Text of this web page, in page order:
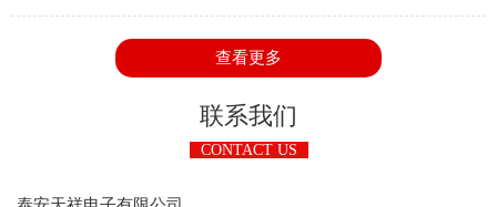
交流有功电能表的相关技术要求，适用于参比电压220V或
230V，频率50Hz或60Hz的单相交流有功电能的计算。
该产品适用电压范围宽，可靠性强，寿命长，精度高，功耗低，
并且具有防窃电等功能。它采用导轨式结构设计，体积小，安装
方便，采用标准35mm导轨安装，可广泛应用于城市，农村或工
厂企业的单相电能计量和集中式安装。
查看更多
联系我们
CONTACT US